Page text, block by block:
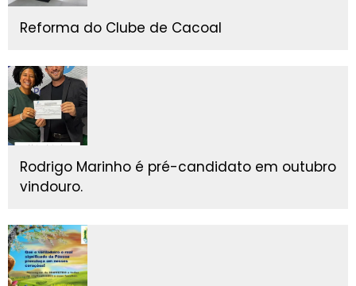
Reforma do Clube de Cacoal
Rodrigo Marinho é pré-candidato em outubro
vindouro.